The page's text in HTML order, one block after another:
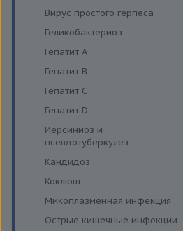
Стрептококковая инфекция
Энтеровирусная инфекция
Грипп
Диагностика дерматофитов
Вирус простого герпеса
Геликобактериоз
Гепатит A
Гепатит B
Гепатит C
Гепатит D
Иерсиниоз и
псевдотуберкулез
Кандидоз
Коклюш
Микоплазменная инфекция
Острые кишечные инфекции